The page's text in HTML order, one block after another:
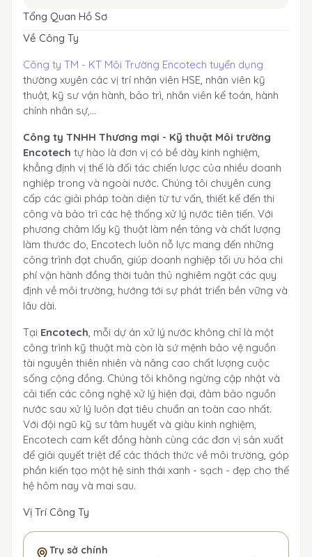
Tổng Quan Hồ Sơ
Về Công Ty
Công ty TM - KT Môi Trường Encotech tuyển dụng
thường xuyên các vị trí nhân viên HSE, nhân viên kỹ
thuật, kỹ sư vận hành, bảo trì, nhân viên kế toán, hành
chính nhân sự,...
Công ty TNHH Thương mại - Kỹ thuật Môi trường
Encotech tự hào là đơn vị có bề dày kinh nghiệm,
khẳng định vị thế là đối tác chiến lược của nhiều doanh
nghiệp trong và ngoài nước. Chúng tôi chuyên cung
cấp các giải pháp toàn diện từ tư vấn, thiết kế đến thi
công và bảo trì các hệ thống xử lý nước tiên tiến. Với
phương châm lấy kỹ thuật làm nền tảng và chất lượng
làm thước đo, Encotech luôn nỗ lực mang đến những
công trình đạt chuẩn, giúp doanh nghiệp tối ưu hóa chi
phí vận hành đồng thời tuân thủ nghiêm ngặt các quy
định về môi trường, hướng tới sự phát triển bền vững và
lâu dài.
Tại Encotech, mỗi dự án xử lý nước không chỉ là một
công trình kỹ thuật mà còn là sứ mệnh bảo vệ nguồn
tài nguyên thiên nhiên và nâng cao chất lượng cuộc
sống cộng đồng. Chúng tôi không ngừng cập nhật và
cải tiến các công nghệ xử lý hiện đại, đảm bảo nguồn
nước sau xử lý luôn đạt tiêu chuẩn an toàn cao nhất.
Với đội ngũ kỹ sư tâm huyết và giàu kinh nghiệm,
Encotech cam kết đồng hành cùng các đơn vị sản xuất
để giải quyết triệt để các thách thức về môi trường, góp
phần kiến tạo một hệ sinh thái xanh - sạch - đẹp cho thế
hệ hôm nay và mai sau.
Vị Trí Công Ty
Trụ sở chính